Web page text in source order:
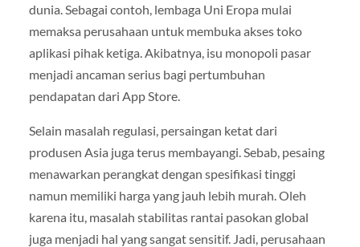
dunia. Sebagai contoh, lembaga Uni Eropa mulai
memaksa perusahaan untuk membuka akses toko
aplikasi pihak ketiga. Akibatnya, isu monopoli pasar
menjadi ancaman serius bagi pertumbuhan
pendapatan dari App Store.
Selain masalah regulasi, persaingan ketat dari
produsen Asia juga terus membayangi. Sebab, pesaing
menawarkan perangkat dengan spesifikasi tinggi
namun memiliki harga yang jauh lebih murah. Oleh
karena itu, masalah stabilitas rantai pasokan global
juga menjadi hal yang sangat sensitif. Jadi, perusahaan